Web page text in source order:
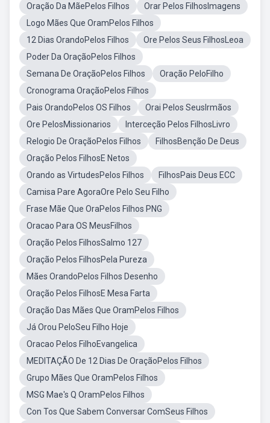
Oração Da MãePelos Filhos
Orar Pelos FilhosImagens
Logo Mães Que OramPelos Filhos
12 Dias OrandoPelos Filhos
Ore Pelos Seus FilhosLeoa
Poder Da OraçãoPelos Filhos
Semana De OraçãoPelos Filhos
Oração PeloFilho
Cronograma OraçãoPelos Filhos
Pais OrandoPelos OS Filhos
Orai Pelos SeusIrmãos
Ore PelosMissionarios
Interceção Pelos FilhosLivro
Relogio De OraçãoPelos Filhos
FilhosBenção De Deus
Oração Pelos FilhosE Netos
Orando as VirtudesPelos Filhos
FilhosPais Deus ECC
Camisa Pare AgoraOre Pelo Seu Filho
Frase Mãe Que OraPelos Filhos PNG
Oracao Para OS MeusFilhos
Oração Pelos FilhosSalmo 127
Oração Pelos FilhosPela Pureza
Mães OrandoPelos Filhos Desenho
Oração Pelos FilhosE Mesa Farta
Oração Das Mães Que OramPelos Filhos
Já Orou PeloSeu Filho Hoje
Oracao Pelos FilhoEvangelica
MEDITAÇÃO De 12 Dias De OraçãoPelos Filhos
Grupo Mães Que OramPelos Filhos
MSG Mae's Q OramPelos Filhos
Con Tos Que Sabem Conversar ComSeus Filhos